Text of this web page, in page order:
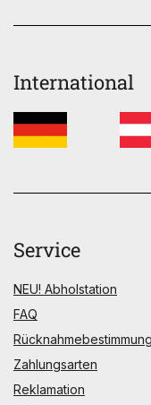
International
Service
NEU! Abholstation
FAQ
Zahlungsarten
Reklamation